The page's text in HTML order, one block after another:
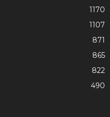
1170
1107
871
865
822
490